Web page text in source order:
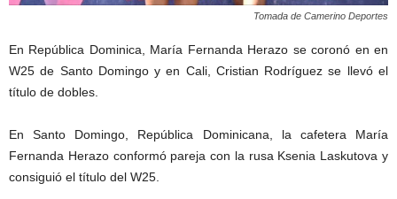
Tomada de Camerino Deportes
En República Dominica, María Fernanda Herazo se coronó en en
W25 de Santo Domingo y en Cali, Cristian Rodríguez se llevó el
título de dobles.
En Santo Domingo, República Dominicana, la cafetera María
Fernanda Herazo conformó pareja con la rusa Ksenia Laskutova y
consiguió el título del W25.